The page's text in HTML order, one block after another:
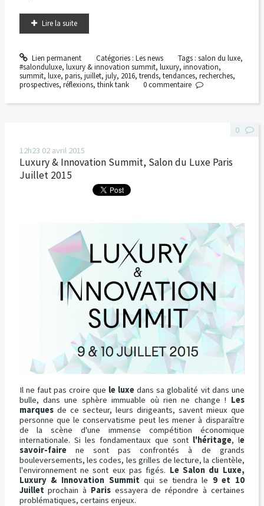
Lire la suite
Lien permanent Catégories : Les news Tags : salon du luxe,
#salonduluxe, luxury & innovation summit, luxury, innovation,
summit, luxe, paris, juillet, july, 2016, trends, tendances, recherches,
prospectives, réflexions, think tank 0commentaire
12h23 02 avril 2015
Luxury & Innovation Summit, Salon du Luxe Paris
Juillet 2015
Il ne faut pas croire que le luxe dans sa globalité vit dans une
bulle, dans une sphère immuable où rien ne change ! Les
marquesde ce secteur, leurs dirigeants, savent mieux que
personne que le conservatisme peut les mener à disparaître
de la scène d'une immense compétition économique
internationale. Si les fondamentaux que sont l'héritage, le
savoir-fairene sont pas confrontés à de grands
bouleversements, les codes, les grilles de lecture, la clientèle,
l'environnement ne sont eux pas figés. Le Salon du Luxe,
Luxury & Innovation Summitqui se tiendra le 9 et 10
Juilletprochain à Parisessayera de répondre à certaines
problématiques, certains enjeux.
0